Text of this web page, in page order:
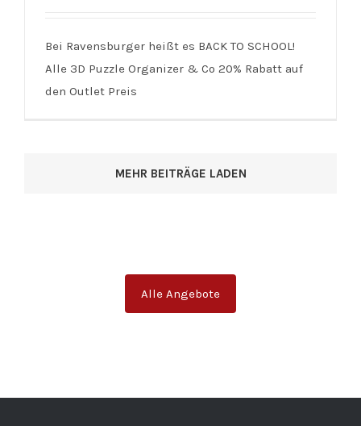
Ravensburger | -20% Rabatt | 3D
Puzzle Organizer
Bei Ravensburger heißt es BACK TO SCHOOL!
Alle 3D Puzzle Organizer & Co 20% Rabatt auf
den Outlet Preis
MEHR BEITRÄGE LADEN
Alle Angebote